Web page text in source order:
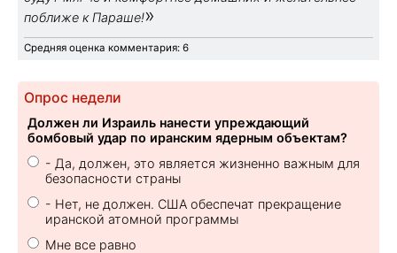
поближе к Параше!»
Средняя оценка комментария: 6
Опрос недели
Должен ли Израиль нанести упреждающий
бомбовый удар по иранским ядерным объектам?
- Да, должен, это является жизненно важным для
безопасности страны
- Нет, не должен. США обеспечат прекращение
иранской атомной программы
Мне все равно